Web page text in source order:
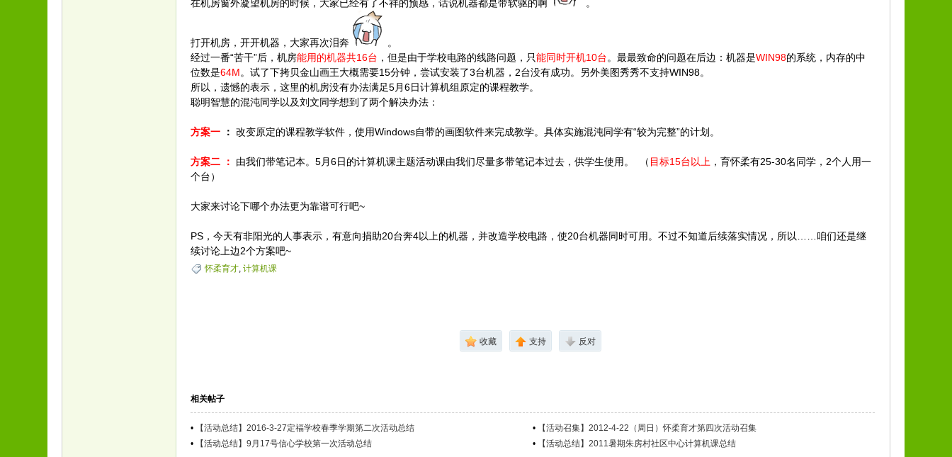
在机房窗外凝望机房的时候，大家已经有了不祥的预感，话说机器都是带软驱的啊 。
打开机房，开开机器，大家再次泪奔
。
经过一番“苦干”后，机房能用的机器共16台 ，但是由于学校电路的线路问题，只能同时开机10台。最最致命的问题在后边：机器是WIN98的系统，内存的中
位数是64M。试了下拷贝金山画王大概需要15分钟，尝试安装了3台机器，2台没有成功。另外美图秀秀不支持WIN98。
所以，遗憾的表示，这里的机房没有办法满足5月6日计算机组原定的课程教学。
聪明智慧的混沌同学以及刘文同学想到了两个解决办法：
方案一 ： 改变原定的课程教学软件，使用Windows自带的画图软件来完成教学。具体实施混沌同学有“较为完整”的计划。
方案二 ： 由我们带笔记本。5月6日的计算机课主题活动课由我们尽量多带笔记本过去，供学生使用。 （ 目标15台以上 ，育怀柔有25-30名同学，2个人用一
个台）
大家来讨论下哪个办法更为靠谱可行吧~
PS，今天有非阳光的人事表示，有意向捐助20台奔4以上的机器，并改造学校电路，使20台机器同时可用。不过不知道后续落实情况，所以……咱们还是继
续讨论上边2个方案吧~
怀柔育才,计算机课
收藏 支持 反对
相关帖子
• 【活动总结】2016-3-27定福学校春季学期第二次活动总结 •
【活动召集】2012-4-22（周日）怀柔育才第四次活动召集
•
【活动总结】9月17号信心学校第一次活动总结 • 【活动总结】2011暑期朱房村社区中心计算机课总结